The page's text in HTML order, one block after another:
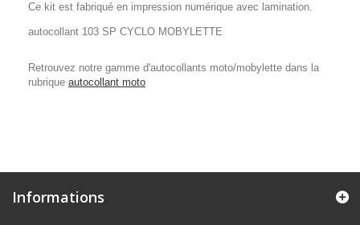
Ce kit est fabriqué en impression numérique avec lamination.
autocollant 103 SP CYCLO MOBYLETTE
Retrouvez notre gamme d'autocollants moto/mobylette dans la
rubrique autocollant moto
Informations